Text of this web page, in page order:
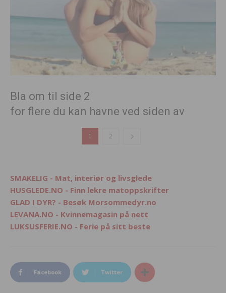
Bla om til side 2
for flere du kan havne ved siden av
1 2
SMAKELIG - Mat, interiør og livsglede
HUSGLEDE.NO - Finn lekre matoppskrifter
GLAD I DYR? - Besøk Morsommedyr.no
LEVANA.NO - Kvinnemagasin på nett
LUKSUSFERIE.NO - Ferie på sitt beste
Facebook Twitter